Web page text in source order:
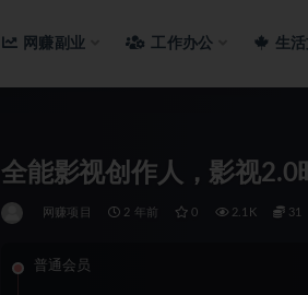
网赚副业 工作办公 生
全能影视创作人，影视
网赚项目 2 年前 0 2.1K 31
普通会员